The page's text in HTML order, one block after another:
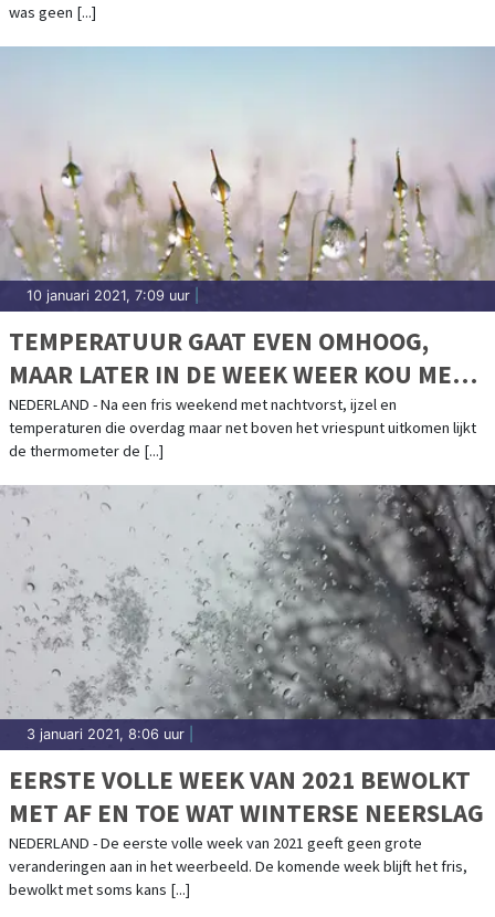
was geen [...]
10 januari 2021, 7:09 uur
TEMPERATUUR GAAT EVEN OMHOOG,
MAAR LATER IN DE WEEK WEER KOU MET
WINTERSE NEERSLAG
NEDERLAND - Na een fris weekend met nachtvorst, ijzel en
temperaturen die overdag maar net boven het vriespunt uitkomen lijkt
de thermometer de [...]
3 januari 2021, 8:06 uur
EERSTE VOLLE WEEK VAN 2021 BEWOLKT
MET AF EN TOE WAT WINTERSE NEERSLAG
NEDERLAND - De eerste volle week van 2021 geeft geen grote
veranderingen aan in het weerbeeld. De komende week blijft het fris,
bewolkt met soms kans [...]